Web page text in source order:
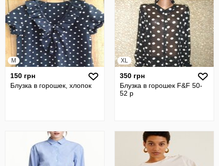
M
150 грн
Блузка в горошек, хлопок
XL
350 грн
Блузка в горошек F&F 50-
52 р